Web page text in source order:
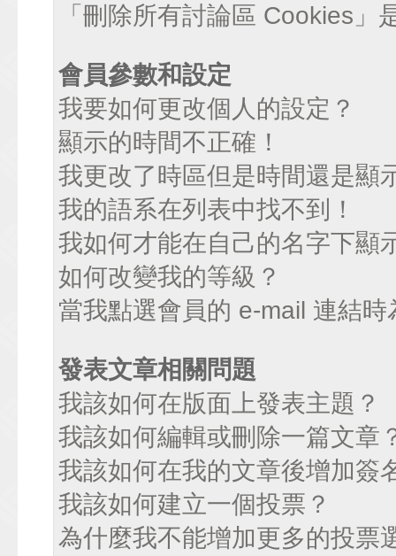
「刪除所有討論區 Cookies」
會員參數和設定
我要如何更改個人的設定？
顯示的時間不正確！
我更改了時區但是時間還是顯
我的語系在列表中找不到！
我如何才能在自己的名字下顯
如何改變我的等級？
當我點選會員的 e-mail 連結
發表文章相關問題
我該如何在版面上發表主題？
我該如何編輯或刪除一篇文章
我該如何在我的文章後增加簽
我該如何建立一個投票？
為什麼我不能增加更多的投票